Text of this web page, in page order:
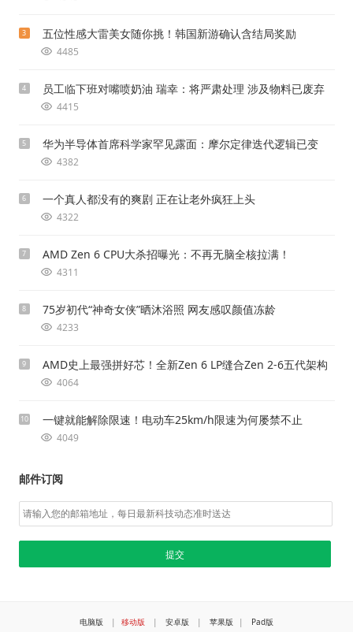
3 五位性感大雷美女随你挑！韩国新游确认含结局奖励
4485
4 员工临下班对嘴喷奶油 瑞幸：将严肃处理 涉及物料已废弃
4415
5 华为半导体首席科学家罕见露面：摩尔定律迭代逻辑已变
4382
6 一个真人都没有的爽剧 正在让老外疯狂上头
4322
7 AMD Zen 6 CPU大杀招曝光：不再无脑全核拉满！
4311
8 75岁初代“神奇女侠”晒沐浴照 网友感叹颜值冻龄
4233
9 AMD史上最强拼好芯！全新Zen 6 LP缝合Zen 2-6五代架构
4064
10 一键就能解除限速！电动车25km/h限速为何屡禁不止
4049
邮件订阅
电脑版 | 移动版 | 安卓版 | 苹果版 | Pad版